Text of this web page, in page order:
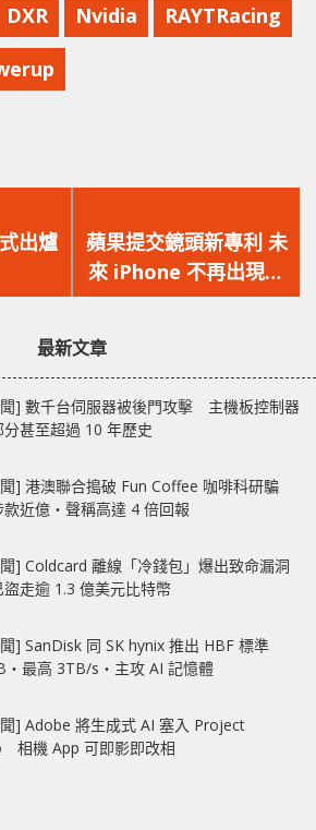
DXR Nvidia RAYTRacing
出爐
一
篇
文
蘋果提交鏡頭新專利 未
來 iPhone 不再出現核
突瀏海
最新文章
] 數千台伺服器被後門攻擊 主機板控制器
分甚至超過 10 年歷史
] 港澳聯合搗破 Fun Coffee 咖啡科研騙
近億‧聲稱高達 4 倍回報
] Coldcard 離線「冷錢包」爆出致命漏洞
盜走逾 1.3 億美元比特幣
] SanDisk 同 SK hynix 推出 HBF 標準
最高 3TB/s‧主攻 AI 記憶體
] Adobe 將生成式 AI 塞入 Project
相機 App 可即影即改相